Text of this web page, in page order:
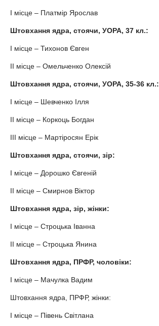
І місце – Платмір Ярослав
Штовхання ядра, стоячи, УОРА, 37 кл.:
І місце – Тихонов Євген
ІІ місце – Омельченко Олексій
Штовхання ядра, стоячи, УОРА, 35-36 кл.:
І місце – Шевченко Ілля
ІІ місце – Коркоць Богдан
ІІІ місце – Мартіросян Ерік
Штовхання ядра, стоячи, зір:
І місце – Дорошко Євгеній
ІІ місце – Смирнов Віктор
Штовхання ядра, зір, жінки:
І місце – Строцька Іванна
ІІ місце – Строцька Янина
Штовхання ядра, ПРФР, чоловіки:
І місце – Мачулка Вадим
Штовхання ядра, ПРФР, жінки:
І місце – Півень Світлана